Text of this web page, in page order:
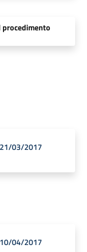
procedimento
03/2017
04/2017